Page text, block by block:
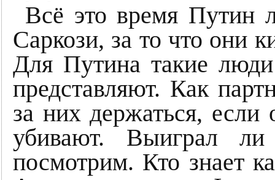
Всё это время Путин
Саркози, за то что они
Для Путина такие
представляют. Как
за них держаться,
убивают. Выиграл
посмотрим. Кто знает